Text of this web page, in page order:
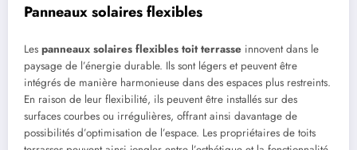
Panneaux solaires flexibles
Les panneaux solaires flexibles toit terrasse innovent dans le
paysage de l’énergie durable. Ils sont légers et peuvent être
intégrés de manière harmonieuse dans des espaces plus restreints.
En raison de leur flexibilité, ils peuvent être installés sur des
surfaces courbes ou irrégulières, offrant ainsi davantage de
possibilités d’optimisation de l’espace. Les propriétaires de toits